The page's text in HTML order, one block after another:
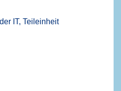
IT, Teileinheit